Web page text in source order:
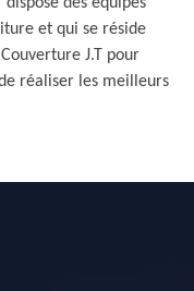
et qui se réside
J.T pour
réaliser les meilleurs